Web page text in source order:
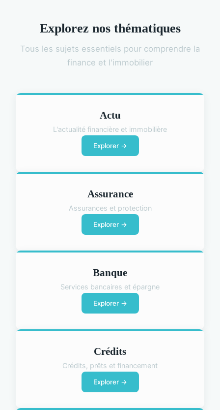
Explorez nos thématiques
Tous les sujets essentiels pour comprendre la
finance et l'immobilier
Actu
L'actualité financière et immobilière
Explorer →
Assurance
Assurances et protection
Explorer →
Banque
Services bancaires et épargne
Explorer →
Crédits
Crédits, prêts et financement
Explorer →